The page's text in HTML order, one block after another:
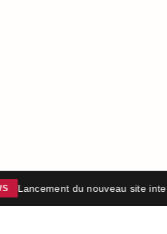
Lancement du nouveau site